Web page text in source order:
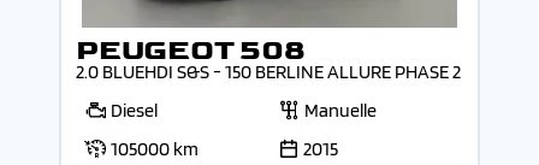
PEUGEOT 508
2.0 BLUEHDI S&S - 150 BERLINE ALLURE PHASE 2
Diesel
Manuelle
105000 km
2015